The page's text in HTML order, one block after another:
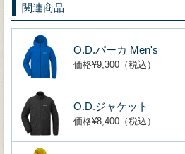
関連商品
O.D.パーカ Men's
価格¥9,300（税込）
O.D.ジャケット
価格¥8,400（税込）